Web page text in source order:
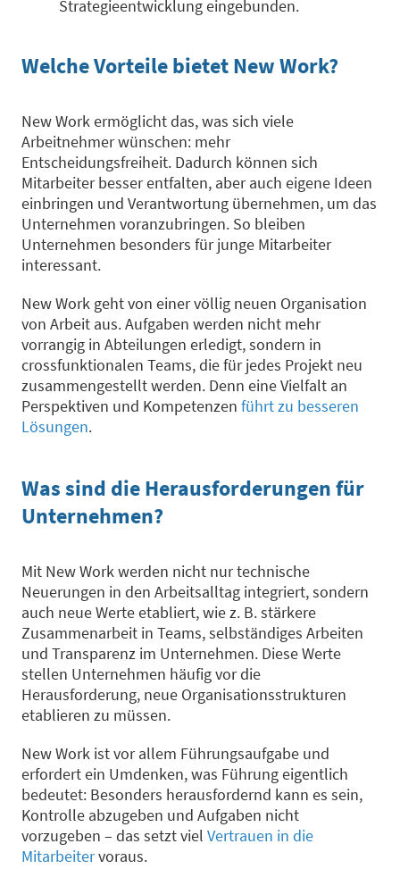
Strategieentwicklung eingebunden.
Welche Vorteile bietet New Work?
New Work ermöglicht das, was sich viele
Arbeitnehmer wünschen: mehr
Entscheidungsfreiheit. Dadurch können sich
Mitarbeiter besser entfalten, aber auch eigene Ideen
einbringen und Verantwortung übernehmen, um das
Unternehmen voranzubringen. So bleiben
Unternehmen besonders für junge Mitarbeiter
interessant.
New Work geht von einer völlig neuen Organisation
von Arbeit aus. Aufgaben werden nicht mehr
vorrangig in Abteilungen erledigt, sondern in
crossfunktionalen Teams, die für jedes Projekt neu
zusammengestellt werden. Denn eine Vielfalt an
Perspektiven und Kompetenzen führt zu besseren
Lösungen.
Was sind die Herausforderungen für
Unternehmen?
Mit New Work werden nicht nur technische
Neuerungen in den Arbeitsalltag integriert, sondern
auch neue Werte etabliert, wie z. B. stärkere
Zusammenarbeit in Teams, selbständiges Arbeiten
und Transparenz im Unternehmen. Diese Werte
stellen Unternehmen häufig vor die
Herausforderung, neue Organisationsstrukturen
etablieren zu müssen.
New Work ist vor allem Führungsaufgabe und
erfordert ein Umdenken, was Führung eigentlich
bedeutet: Besonders herausfordernd kann es sein,
Kontrolle abzugeben und Aufgaben nicht
vorzugeben – das setzt viel Vertrauen in die
Mitarbeitervoraus.